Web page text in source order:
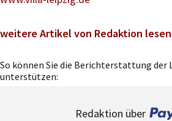
weitere Artikel von Redaktion lesen
So können Sie die Berichterstattung der
unterstützen:
Redaktion über